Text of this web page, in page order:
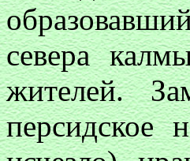
севера
жителей.
персидское